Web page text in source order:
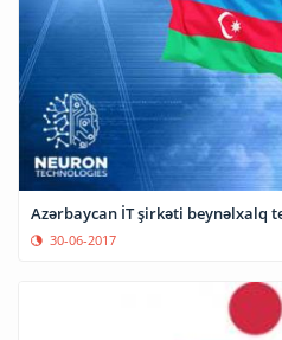
Azərbaycan İT şirkəti beynəlxalq
30-06-2017